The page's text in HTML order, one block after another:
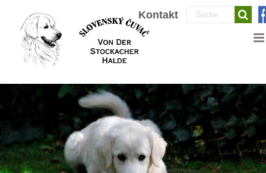
springen
Kontakt
Suche